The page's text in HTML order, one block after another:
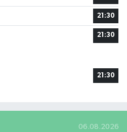
21:30
21:30
21:30
06.08.2026